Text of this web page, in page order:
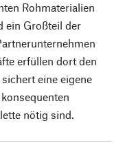
Rohmaterialien
ein Großteil der
erfüllen dort den
eine eigene
nötig sind.